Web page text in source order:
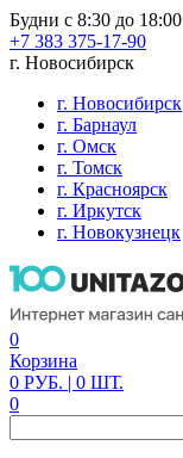
Будни с 8:30 до 18:00
+7 383 375-17-90
г. Новосибирск
г. Новосибирск
г. Барнаул
г. Омск
г. Томск
г. Красноярск
г. Иркутск
г. Новокузнецк
0
Корзина
0 РУБ. | 0 ШТ.
0